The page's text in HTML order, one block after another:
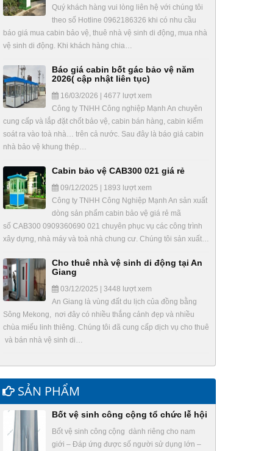
Quý khách hàng vui lòng liên hệ với chúng tôi
theo số Hotline 0962186326 khi có nhu cầu
báo giá mua cabin bảo vệ, thuê nhà vệ sinh di động, mua nhà
vệ sinh di động. Khi khách hàng chia…
Báo giá cabin bốt gác bảo vệ năm
2026( cập nhật liên tục)
16/03/2026 | 4677 lượt xem
Công ty TNHH Công nghiệp Mạnh An chuyên
cung cấp và lắp đặt chốt bảo vệ, cabin bán hàng, cabin kiểm
soát ra vào toà nhà… trên cả nước. Sau đây là báo giá cabin
nhà bảo vệ khung thép…
Cabin bảo vệ CAB300 021 giá rẻ
09/12/2025 | 1893 lượt xem
Công ty TNHH Công Nghiệp Mạnh An sản xuất
dòng sản phẩm cabin bảo vệ giá rẻ mã
số CAB300 0909360690 021 chuyên phục vụ các công trình
xây dựng, nhà máy và toà nhà chung cư. Chúng tôi sản xuất…
Cho thuê nhà vệ sinh di động tại An
Giang
03/12/2025 | 3448 lượt xem
An Giang là vùng đất du lịch của đồng bằng
Sông Mekong, nơi đây có nhiều thắng cảnh đẹp và nhiều
chùa miếu linh thiêng. Chúng tôi đã cung cấp dịch vụ cho thuê
và bán nhà vệ sinh di…
SẢN PHẨM
Bốt vệ sinh công cộng tổ chức lễ hội
Bốt vệ sinh công cộng dành riêng cho nam
giới – Đáp ứng được số người sử dụng lớn –